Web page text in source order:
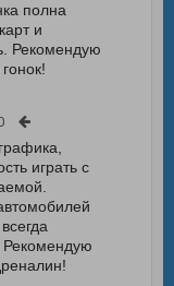
полна
и
Рекомендую
играть с
Рекомендую